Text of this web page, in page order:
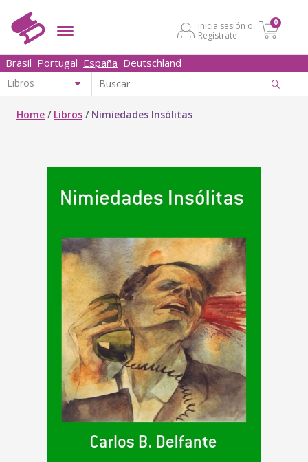
Inicia sesión o
Regístrate
0
Brasil Portugal España Deutschland
Home / Libros / Nimiedades Insólitas